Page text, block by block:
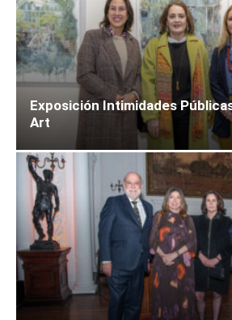
Exposición Intimidades
Art